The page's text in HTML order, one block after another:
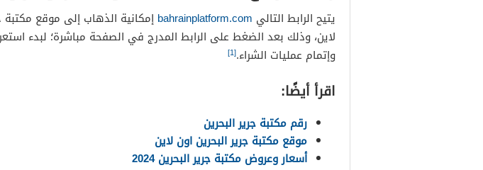
يتيح الرابط التالي bahrainplatform.com إمكانية الذهاب إلى موقع مكتبة
لاين، وذلك بعد الضغط على الرابط المدرج في الصفحة مباشرة؛ لبدء
وإتمام عمليات الشراء.[1]
اقرأ أيضًا:
رقم مكتبة جرير البحرين
موقع مكتبة جرير البحرين اون لاين
أسعار وعروض مكتبة جرير البحرين 2024